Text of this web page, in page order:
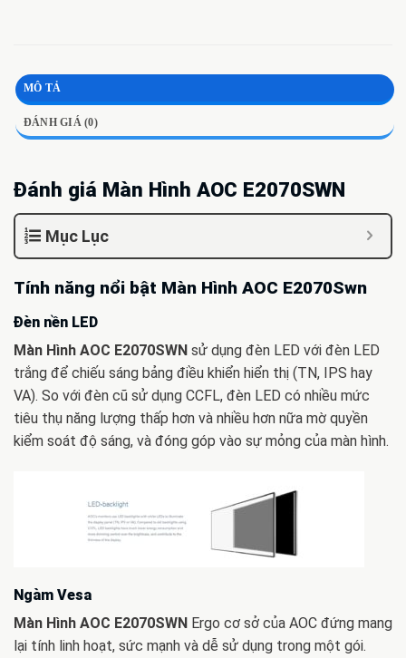
MÔ TẢ
ĐÁNH GIÁ (0)
Đánh giá Màn Hình AOC E2070SWN
Mục Lục
Tính năng nổi bật Màn Hình AOC E2070Swn
Đèn nền LED
Màn Hình AOC E2070SWN sử dụng đèn LED với đèn LED
trắng để chiếu sáng bảng điều khiển hiển thị (TN, IPS hay
VA). So với đèn cũ sử dụng CCFL, đèn LED có nhiều mức
tiêu thụ năng lượng thấp hơn và nhiều hơn nữa mờ quyền
kiểm soát độ sáng, và đóng góp vào sự mỏng của màn hình.
Ngàm Vesa
Màn Hình AOC E2070SWN Ergo cơ sở của AOC đứng mang
lại tính linh hoạt, sức mạnh và dễ sử dụng trong một gói.